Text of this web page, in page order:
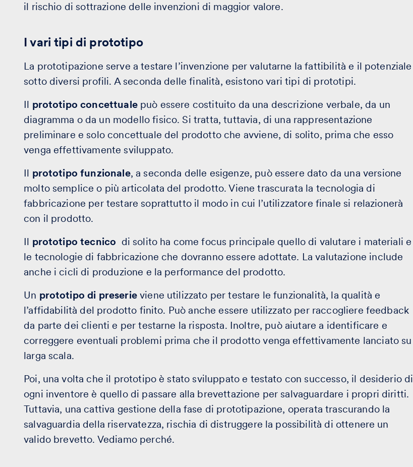
il rischio di sottrazione delle invenzioni di maggior valore.
I vari tipi di prototipo
La prototipazione serve a testare l’invenzione per valutarne la fattibilità e il potenziale
sotto diversi profili. A seconda delle finalità, esistono vari tipi di prototipi.
Il prototipo concettuale può essere costituito da una descrizione verbale, da un
diagramma o da un modello fisico. Si tratta, tuttavia, di una rappresentazione
preliminare e solo concettuale del prodotto che avviene, di solito, prima che esso
venga effettivamente sviluppato.
Il prototipo funzionale, a seconda delle esigenze, può essere dato da una versione
molto semplice o più articolata del prodotto. Viene trascurata la tecnologia di
fabbricazione per testare soprattutto il modo in cui l’utilizzatore finale si relazionerà
con il prodotto.
Il prototipo tecnico di solito ha come focus principale quello di valutare i materiali e
le tecnologie di fabbricazione che dovranno essere adottate. La valutazione include
anche i cicli di produzione e la performance del prodotto.
Un prototipo di preserieviene utilizzato per testare le funzionalità, la qualità e
l’affidabilità del prodotto finito. Può anche essere utilizzato per raccogliere feedback
da parte dei clienti e per testarne la risposta. Inoltre, può aiutare a identificare e
correggere eventuali problemi prima che il prodotto venga effettivamente lanciato su
larga scala.
Poi, una volta che il prototipo è stato sviluppato e testato con successo, il desiderio di
ogni inventore è quello di passare alla brevettazione per salvaguardare i propri diritti.
Tuttavia, una cattiva gestione della fase di prototipazione, operata trascurando la
salvaguardia della riservatezza, rischia di distruggere la possibilità di ottenere un
valido brevetto. Vediamo perché.